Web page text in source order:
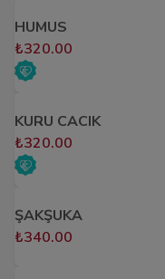
HUMUS
₺320.00
KURU CACIK
₺320.00
ŞAKŞUKA
₺340.00